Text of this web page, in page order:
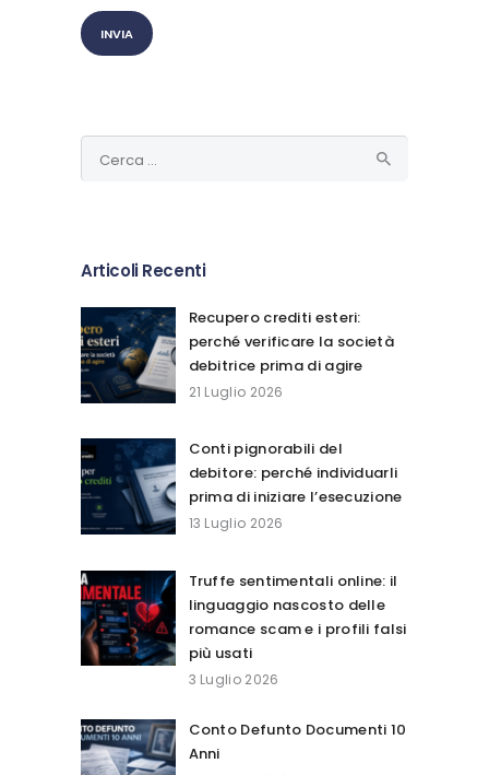
per:
Articoli Recenti
Recupero crediti esteri:
perché verificare la società
debitrice prima di agire
21 Luglio 2026
Conti pignorabili del
debitore: perché individuarli
prima di iniziare l’esecuzione
13 Luglio 2026
Truffe sentimentali online: il
linguaggio nascosto delle
romance scam e i profili falsi
più usati
3 Luglio 2026
Conto Defunto Documenti 10
Anni